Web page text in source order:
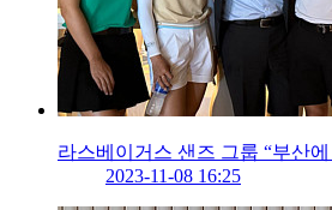
라스베이거스 샌즈 그룹 “부산
2023-11-08 16:25